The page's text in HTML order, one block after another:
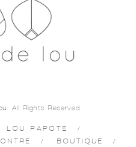
. All Rights Reserved.
LOU PAPOTE
BOUTIQUE